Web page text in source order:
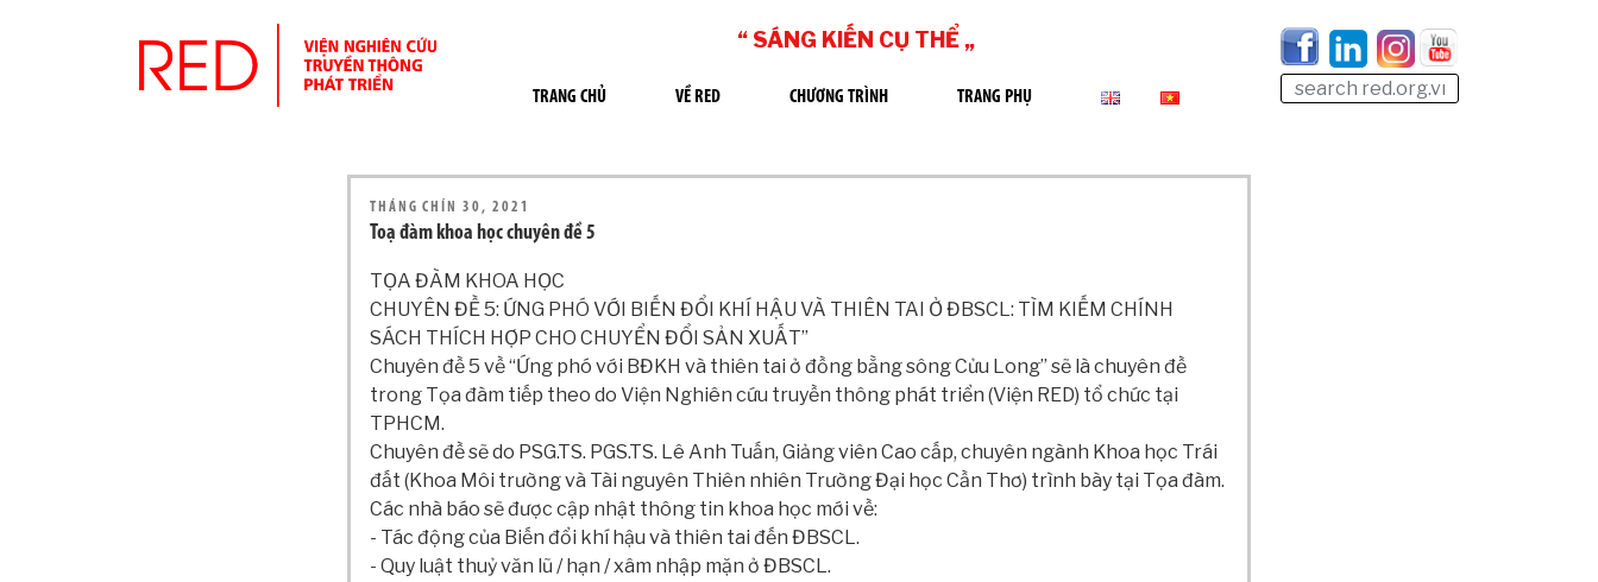
“ SÁNG KIẾN CỤ THỂ „
TRANG CHỦ VỀ RED CHƯƠNG TRÌNH TRANG PHỤ
THÁNG CHÍN 30, 2021
Toạ đàm khoa học chuyên đề 5
TỌA ĐÀM KHOA HỌC
CHUYÊN ĐỀ 5: ỨNG PHÓ VỚI BIẾN ĐỔI KHÍ HẬU VÀ THIÊN TAI Ở ĐBSCL: TÌM KIẾM CHÍNH
SÁCH THÍCH HỢP CHO CHUYỂN ĐỔI SẢN XUẤT”
Chuyên đề 5 về “Ứng phó với BĐKH và thiên tai ở đồng bằng sông Cửu Long” sẽ là chuyên đề
trong Tọa đàm tiếp theo do Viện Nghiên cứu truyền thông phát triển (Viện RED) tổ chức tại
TPHCM.
Chuyên đề sẽ do PSG.TS. PGS.TS. Lê Anh Tuấn, Giảng viên Cao cấp, chuyên ngành Khoa học Trái
đất (Khoa Môi trường và Tài nguyên Thiên nhiên Trường Đại học Cần Thơ) trình bày tại Tọa đàm.
Các nhà báo sẽ được cập nhật thông tin khoa học mới về:
- Tác động của Biến đổi khí hậu và thiên tai đến ĐBSCL.
- Quy luật thuỷ văn lũ / hạn / xâm nhập mặn ở ĐBSCL.